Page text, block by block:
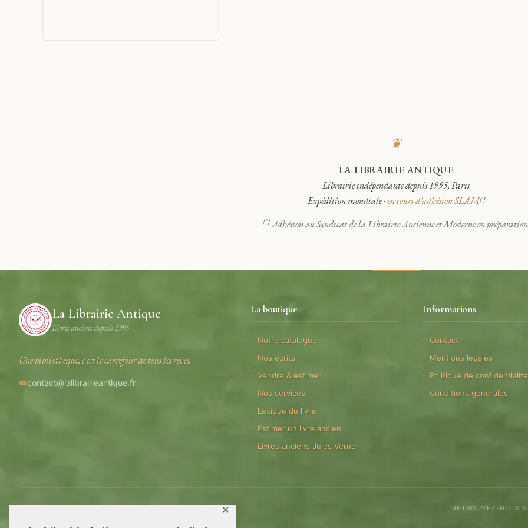
✕
❦
LA LIBRAIRIE ANTIQUE
Librairie indépendante depuis 1995, Paris
Expédition mondiale ·en cours d'adhésion SLAM[*]
[*]Adhésion au Syndicat de la Librairie Ancienne et Moderne en
La Librairie Antique
Livres anciens depuis 1995
Une bibliotheque, c'est le carrefour de tous les reves.
contact@lalibrairieantique.fr
La boutique
Notre catalogue
Nos ecrits
Vendre & estimer
Nos services
Lexique du livre
Estimer un livre ancien
Livres anciens Jules Verne
Informations
Contact
Mentions legales
Politique de confidentialite
Conditions generales
© 2026 La Librairie Antique — Tous droits reserves RETROUVEZ-NOUS